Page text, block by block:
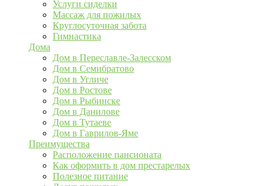
Услуги сиделки
Массаж для пожилых
Круглосуточная забота
Гимнастика
Дома
Дом в Переславле-Залесском
Дом в Семибратово
Дом в Угличе
Дом в Ростове
Дом в Рыбинске
Дом в Данилове
Дом в Тутаеве
Дом в Гаврилов-Яме
Преимущества
Расположение пансионата
Как оформить в дом престарелых
Полезное питание